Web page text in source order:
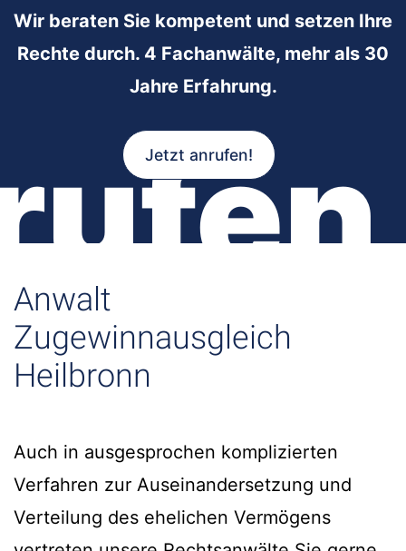
Wir beraten Sie kompetent und setzen Ihre
Rechte durch. 4 Fachanwälte, mehr als 30
Jahre Erfahrung.
Jetzt anrufen!
Anwalt
Zugewinnausgleich
Heilbronn
Auch in ausgesprochen komplizierten
Verfahren zur Auseinandersetzung und
Verteilung des ehelichen Vermögens